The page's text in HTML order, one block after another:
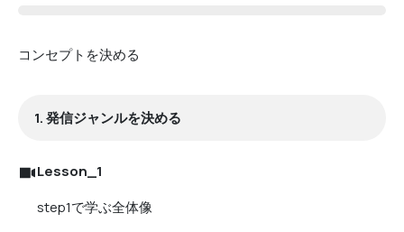
コンセプトを決める
1. 発信ジャンルを決める
Lesson_1
step1で学ぶ全体像